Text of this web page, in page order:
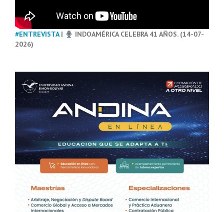
#ENTREVISTA|
INDOAMÉRICA CELEBRA 41 AÑOS. (14-07-
2026)